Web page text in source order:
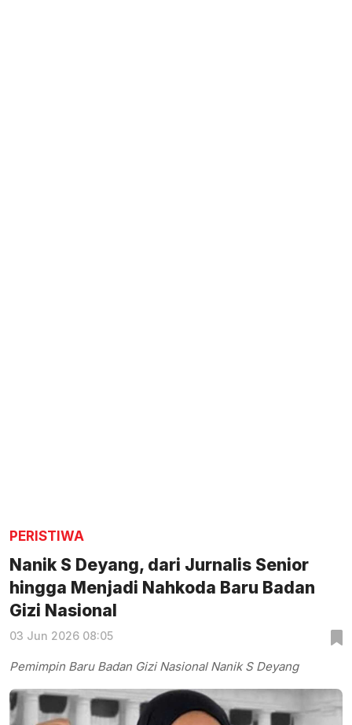
PERISTIWA
Nanik S Deyang, dari Jurnalis Senior
hingga Menjadi Nahkoda Baru Badan
Gizi Nasional
03 Jun 2026 08:05
Pemimpin Baru Badan Gizi Nasional Nanik S Deyang